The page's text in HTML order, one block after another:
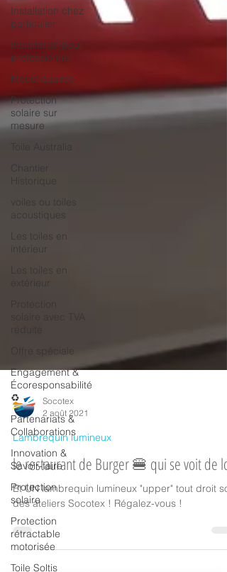
Installation chez
particulier
Installation pour
professionnel
Moustiquaires
Protection
solaire sur
mesure
Chantier
Historique
voiles ou toiles
acoustiques
Les toiles en
intérieur
Les toiles en
extérieur
Protection
solaire avec TVA
Offre spéciale
Engagement &
Écoresponsabilité
♻️
Partenariats &
Collaborations
Innovation &
Savoir-faire
Protection
solaire
Protection
rétractable
motorisée
Toile Soltis
Socotex
2 août 2021
Lambrequin lumineux
le restaurant de Burger 🍔 qui se voit de